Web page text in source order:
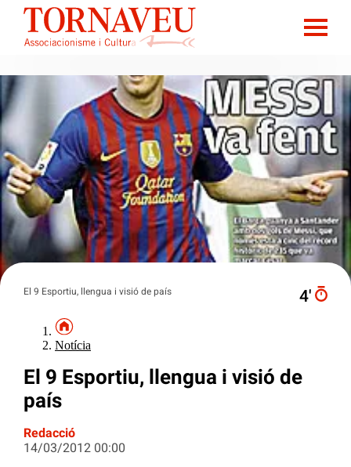
El 9 Esportiu, llengua i visió de país 4′
Notícia
El 9 Esportiu, llengua i visió de
país
Redacció
14/03/2012 00:00